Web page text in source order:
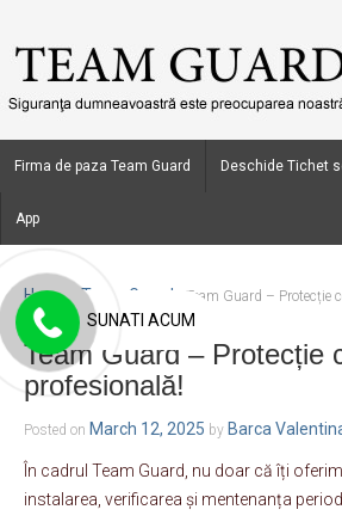
Firma de paza Team Guard Deschide Tichet
App
Home Team Guard Team Guard – Protecție
Team Guard – Protecție
profesională!
Posted on March 12, 2025 by Barca
În cadrul Team Guard, nu doar că îți
instalarea, verificarea și mentenanța
SUNATI ACUM